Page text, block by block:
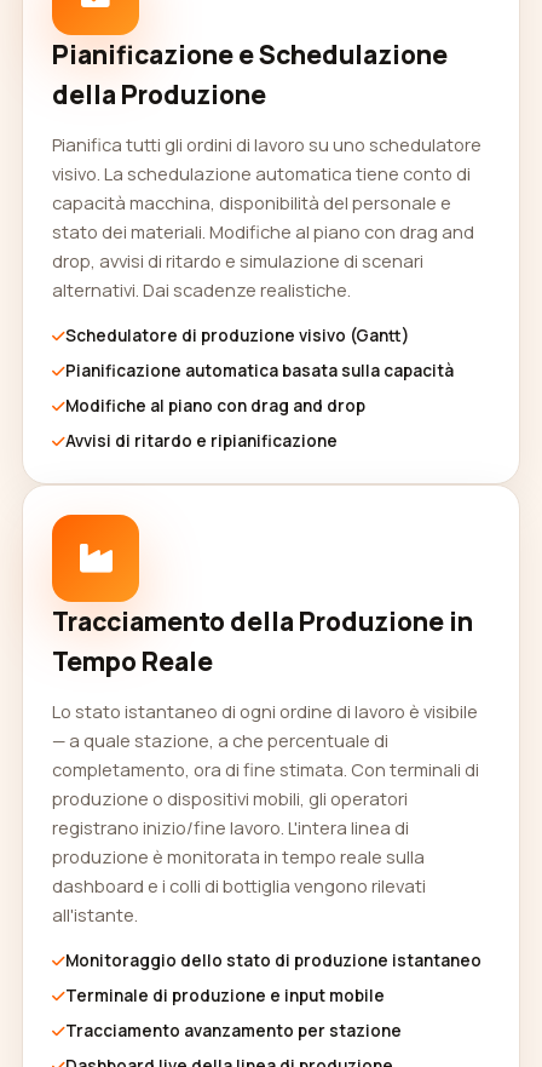
Pianificazione e Schedulazione
della Produzione
Pianifica tutti gli ordini di lavoro su uno schedulatore
visivo. La schedulazione automatica tiene conto di
capacità macchina, disponibilità del personale e
stato dei materiali. Modifiche al piano con drag and
drop, avvisi di ritardo e simulazione di scenari
alternativi. Dai scadenze realistiche.
Schedulatore di produzione visivo (Gantt)
Pianificazione automatica basata sulla capacità
Modifiche al piano con drag and drop
Avvisi di ritardo e ripianificazione
Tracciamento della Produzione in
Tempo Reale
Lo stato istantaneo di ogni ordine di lavoro è visibile
— a quale stazione, a che percentuale di
completamento, ora di fine stimata. Con terminali di
produzione o dispositivi mobili, gli operatori
registrano inizio/fine lavoro. L'intera linea di
produzione è monitorata in tempo reale sulla
dashboard e i colli di bottiglia vengono rilevati
all'istante.
Monitoraggio dello stato di produzione istantaneo
Terminale di produzione e input mobile
Tracciamento avanzamento per stazione